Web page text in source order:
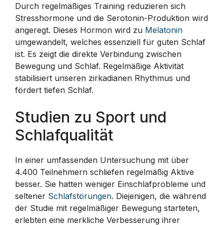
Durch regelmäßiges Training reduzieren sich
Stresshormone und die Serotonin-Produktion wird
angeregt. Dieses Hormon wird zu Melatonin
umgewandelt, welches essenziell für guten Schlaf
ist. Es zeigt die direkte Verbindung zwischen
Bewegung und Schlaf. Regelmäßige Aktivität
stabilisiert unseren zirkadianen Rhythmus und
fördert tiefen Schlaf.
Studien zu Sport und
Schlafqualität
In einer umfassenden Untersuchung mit über
4.400 Teilnehmern schliefen regelmäßig Aktive
besser. Sie hatten weniger Einschlafprobleme und
seltener Schlafstörungen. Diejenigen, die während
der Studie mit regelmäßiger Bewegung starteten,
erlebten eine merkliche Verbesserung ihrer